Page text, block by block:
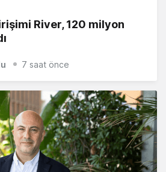
River, 120 milyon
7 saat önce